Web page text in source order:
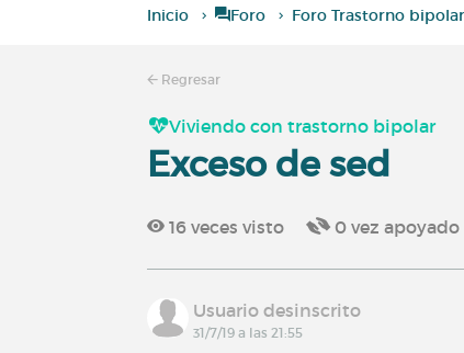
Inicio Foro Foro Trastorno bipolar
Regresar
Viviendo con trastorno bipolar
Exceso de sed
16 veces visto 0 vez apoyado
Usuario desinscrito
31/7/19 a las 21:55